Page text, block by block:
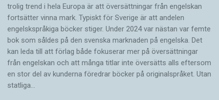
trolig trend i hela Europa är att översättningar från engelskan
fortsätter vinna mark. Typiskt för Sverige är att andelen
engelskspråkiga böcker stiger. Under 2024 var nästan var femte
bok som såldes på den svenska marknaden på engelska. Det
kan leda till att förlag både fokuserar mer på översättningar
från engelskan och att många titlar inte översätts alls eftersom
en stor del av kunderna föredrar böcker på originalspråket. Utan
statliga…